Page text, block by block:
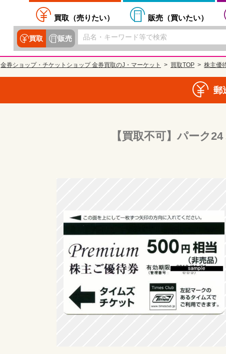
買取（売りたい） 販売（買いたい）
買取 販売
金券ショップ・チケットショップ 金券買取のJ・マーケット 買取TOP 株主優
郵
【買取不可】パーク